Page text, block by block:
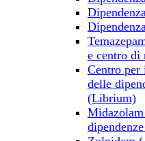
e centro di
Centro
delle
(Librium)